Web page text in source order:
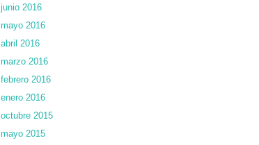
junio 2016
mayo 2016
abril 2016
marzo 2016
febrero 2016
enero 2016
octubre 2015
mayo 2015